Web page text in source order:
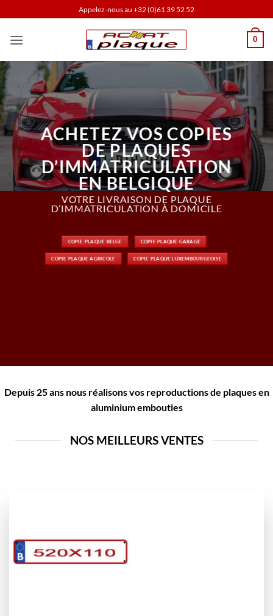
au
contenu
Appelez-nous au +32 (0)61 39 52 52
0
ACHETEZ VOS COPIES
DE PLAQUES
D’IMMATRICULATION
EN BELGIQUE
VOTRE LIVRAISON DE PLAQUE
D’IMMATRICULATION À DOMICILE
COPIE PLAQUE BELGE COPIE PLAQUE GARAGE
COPIE PLAQUE AGRICOLE COPIE PLAQUE LUXEMBOURGEOISE
Depuis 25 ans nous réalisons vos reproductions de plaques en
aluminium embouties
NOS MEILLEURS VENTES